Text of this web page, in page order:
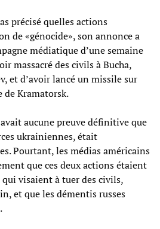
précisé quelles actions
de «génocide», son annonce a
médiatique d’une semaine
massacré des civils à Bucha,
et d’avoir lancé un missile sur
de Kramatorsk.
aucune preuve définitive que
ukrainiennes, était
Pourtant, les médias américains
que ces deux actions étaient
qui visaient à tuer des civils,
et que les démentis russes